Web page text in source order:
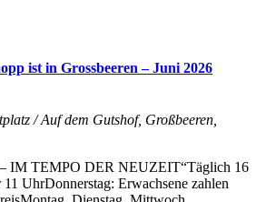
ist in Grossbeeren – Juni 2026
/ Auf dem Gutshof, Großbeeren,
IM TEMPO DER NEUZEIT“Täglich 16
UhrDonnerstag: Erwachsene zahlen